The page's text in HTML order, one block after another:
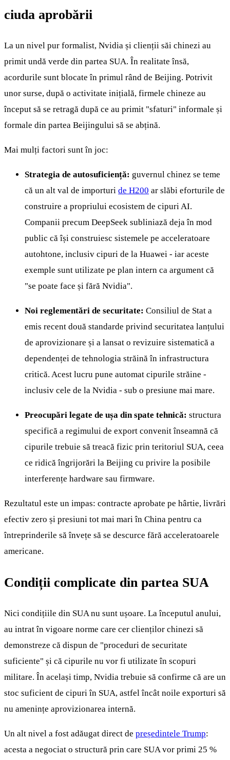
ciuda aprobării
La un nivel pur formalist, Nvidia și clienții săi chinezi au
primit undă verde din partea SUA. În realitate însă,
acordurile sunt blocate în primul rând de Beijing. Potrivit
unor surse, după o activitate inițială, firmele chineze au
început să se retragă după ce au primit "sfaturi" informale și
formale din partea Beijingului să se abțină.
Mai mulți factori sunt în joc:
Strategia de autosuficiență: guvernul chinez se teme
că un alt val de importuri de H200 ar slăbi eforturile de
construire a propriului ecosistem de cipuri AI.
Companii precum DeepSeek subliniază deja în mod
public că își construiesc sistemele pe acceleratoare
autohtone, inclusiv cipuri de la Huawei - iar aceste
exemple sunt utilizate pe plan intern ca argument că
"se poate face și fără Nvidia".
Noi reglementări de securitate: Consiliul de Stat a
emis recent două standarde privind securitatea lanțului
de aprovizionare și a lansat o revizuire sistematică a
dependenței de tehnologia străină în infrastructura
critică. Acest lucru pune automat cipurile străine -
inclusiv cele de la Nvidia - sub o presiune mai mare.
Preocupări legate de ușa din spate tehnică: structura
specifică a regimului de export convenit înseamnă că
cipurile trebuie să treacă fizic prin teritoriul SUA, ceea
ce ridică îngrijorări la Beijing cu privire la posibile
interferențe hardware sau firmware.
Rezultatul este un impas: contracte aprobate pe hârtie, livrări
efectiv zero și presiuni tot mai mari în China pentru ca
întreprinderile să învețe să se descurce fără acceleratoarele
americane.
Condiții complicate din partea SUA
Nici condițiile din SUA nu sunt ușoare. La începutul anului,
au intrat în vigoare norme care cer clienților chinezi să
demonstreze că dispun de "proceduri de securitate
suficiente" și că cipurile nu vor fi utilizate în scopuri
militare. În același timp, Nvidia trebuie să confirme că are un
stoc suficient de cipuri în SUA, astfel încât noile exporturi să
nu amenințe aprovizionarea internă.
Un alt nivel a fost adăugat direct de președintele Trump:
acesta a negociat o structură prin care SUA vor primi 25 %